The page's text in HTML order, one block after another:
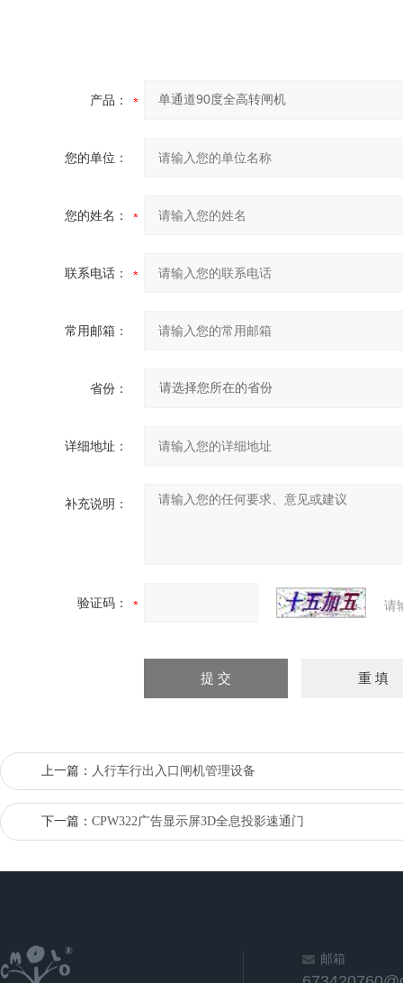
产品：
您的单位：
您的姓名：
联系电话：
常用邮箱：
省份：
详细地址：
补充说明：
验证码： 请
上一篇： 人行车行出入口闸机管理设备
下一篇： CPW322广告显示屏3D全息投影速通门
邮箱